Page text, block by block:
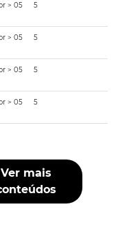
> 05
5
> 05
5
> 05
5
> 05
5
Ver mais